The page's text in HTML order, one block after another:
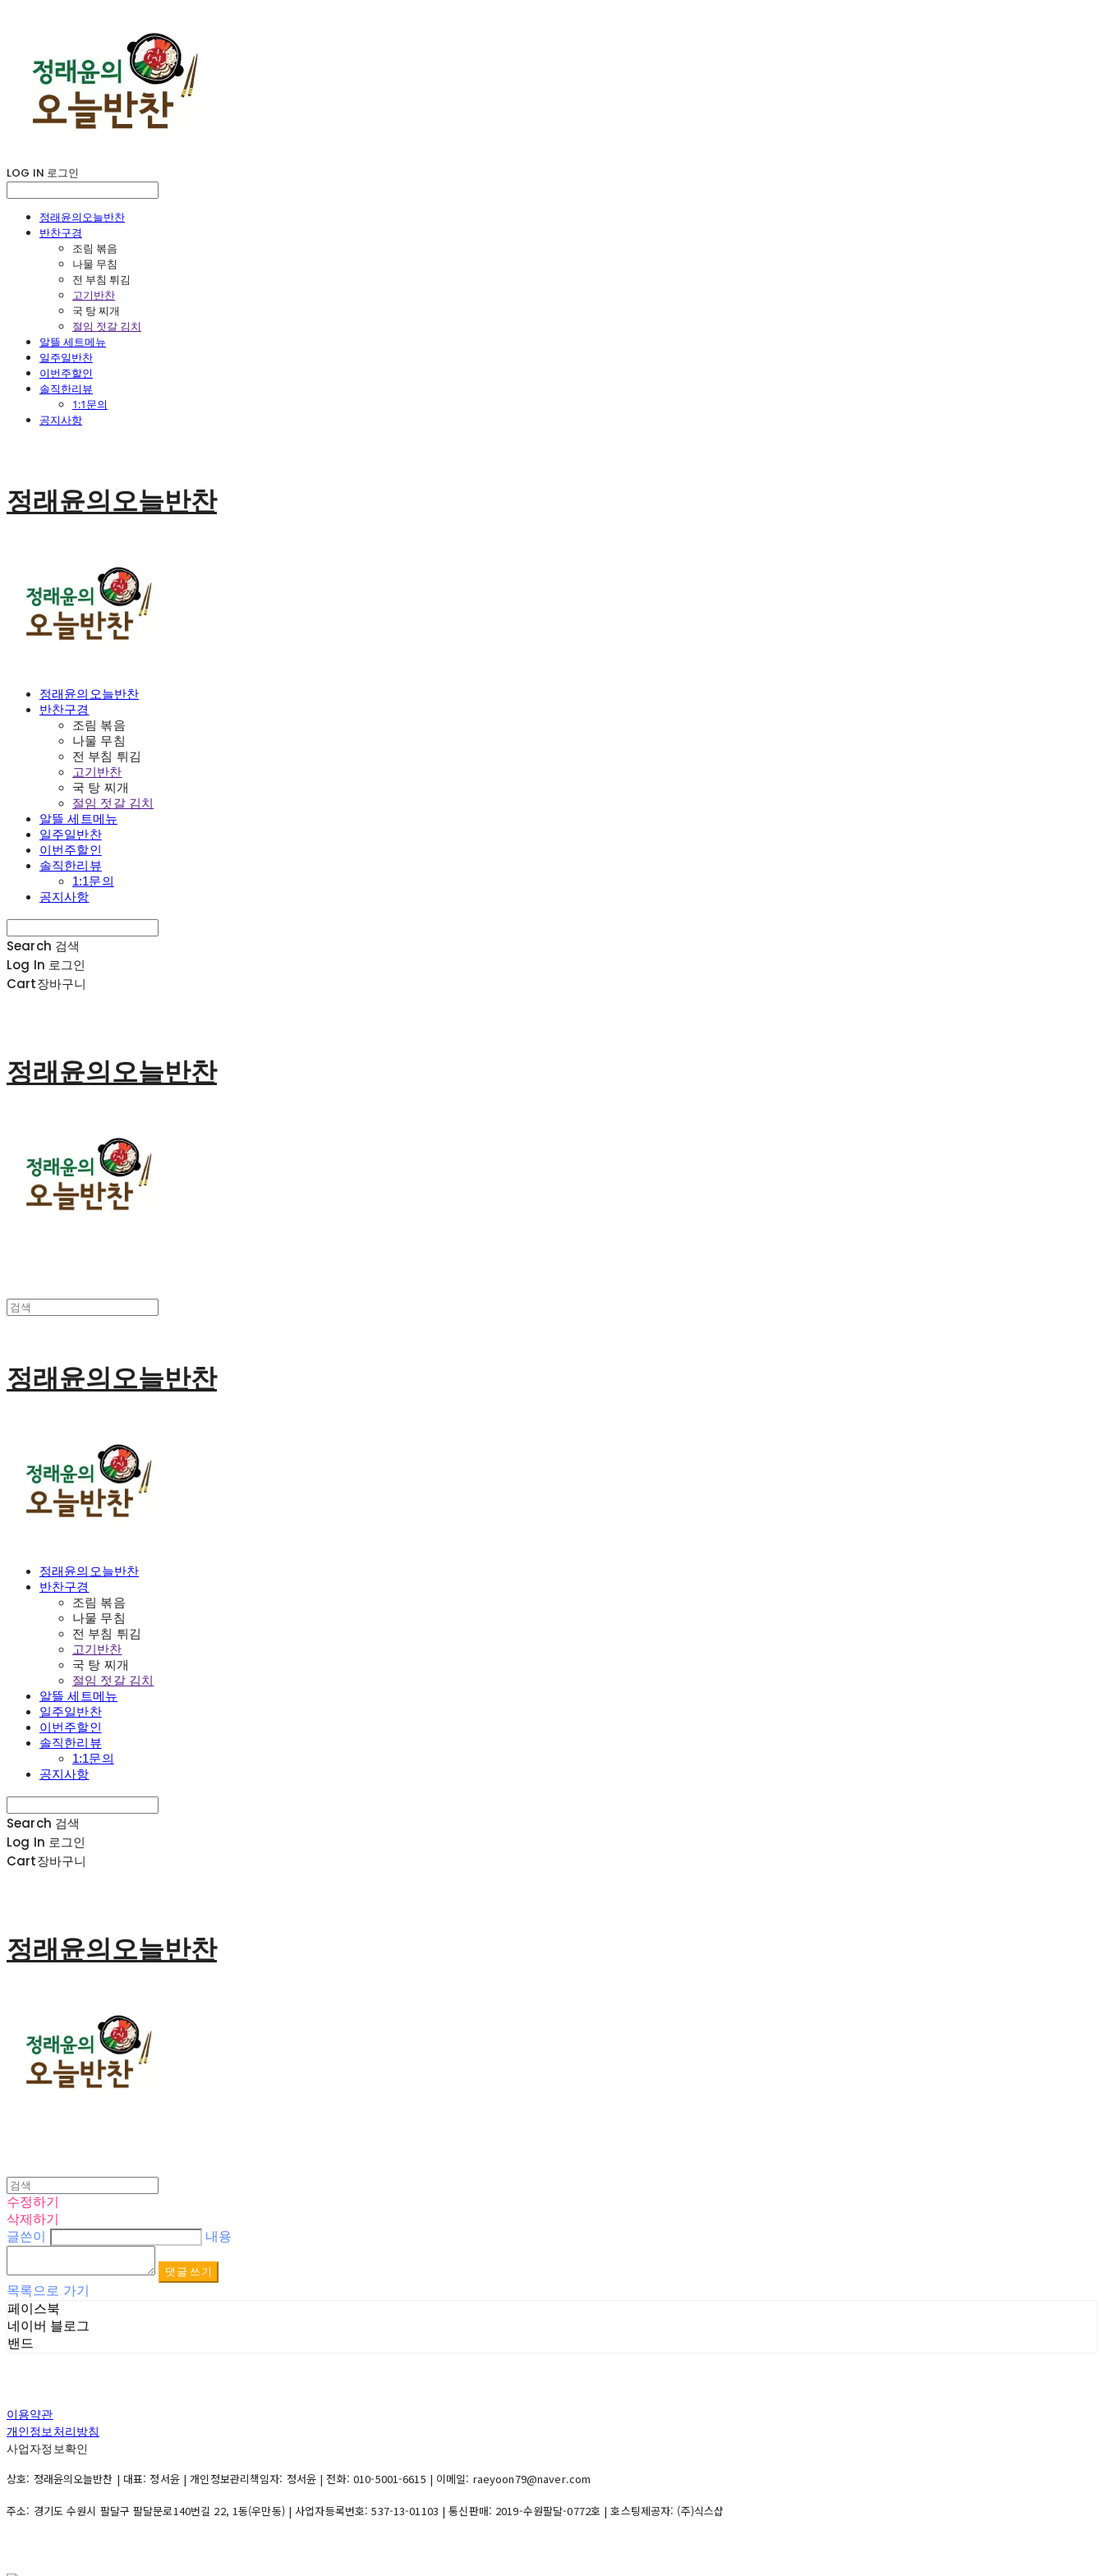
LOG IN 로그인
정래윤의오늘반찬
반찬구경
조림 볶음
나물 무침
전 부침 튀김
고기반찬
국 탕 찌개
절임 젓갈 김치
알뜰 세트메뉴
일주일반찬
이번주할인
솔직한리뷰
1:1문의
공지사항
정래윤의오늘반찬
정래윤의오늘반찬
반찬구경
조림 볶음
나물 무침
전 부침 튀김
고기반찬
국 탕 찌개
절임 젓갈 김치
알뜰 세트메뉴
일주일반찬
이번주할인
솔직한리뷰
1:1문의
공지사항
Search 검색
Log In 로그인
Cart장바구니
정래윤의오늘반찬
정래윤의오늘반찬
정래윤의오늘반찬
반찬구경
조림 볶음
나물 무침
전 부침 튀김
고기반찬
국 탕 찌개
절임 젓갈 김치
알뜰 세트메뉴
일주일반찬
이번주할인
솔직한리뷰
1:1문의
공지사항
Search 검색
Log In 로그인
Cart장바구니
정래윤의오늘반찬
수정하기
삭제하기
글쓴이
내용
댓글 쓰기
목록으로 가기
페이스북
네이버 블로그
밴드
이용약관
개인정보처리방침
사업자정보확인
상호: 정래윤의오늘반찬 | 대표: 정서윤 | 개인정보관리책임자: 정서윤 | 전화: 010-5001-6615 | 이메일: raeyoon79@naver.com
주소: 경기도 수원시 팔달구 팔달문로140번길 22, 1동(우만동) | 사업자등록번호:537-13-01103 | 통신판매: 2019-수원팔달-0772호 | 호스팅제공자: (주)식스샵